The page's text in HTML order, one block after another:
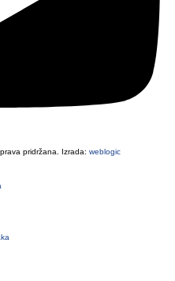
pridržana. Izrada: weblogic